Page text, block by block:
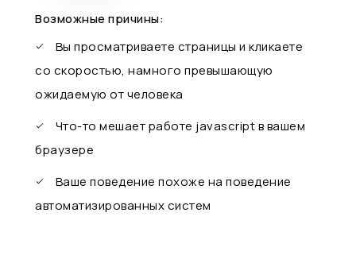
Возможные причины:
Вы просматриваете страницы и кликаете
со скоростью, намного превышающую
ожидаемую от человека
Что-то мешает работе javascript в вашем
браузере
Ваше поведение похоже на поведение
автоматизированных систем